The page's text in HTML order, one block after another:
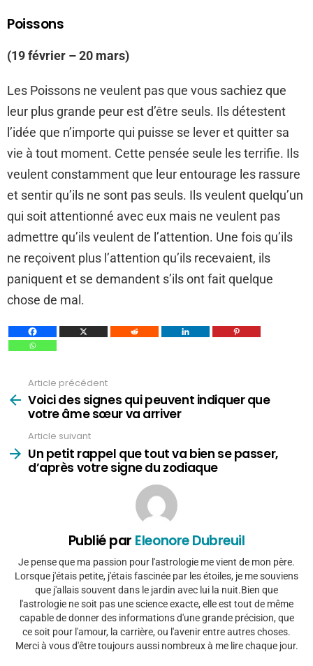
Poissons
(19 février – 20 mars)
Les Poissons ne veulent pas que vous sachiez que
leur plus grande peur est d’être seuls. Ils détestent
l’idée que n’importe qui puisse se lever et quitter sa
vie à tout moment. Cette pensée seule les terrifie. Ils
veulent constamment que leur entourage les rassure
et sentir qu’ils ne sont pas seuls. Ils veulent quelqu’un
qui soit attentionné avec eux mais ne veulent pas
admettre qu’ils veulent de l’attention. Une fois qu’ils
ne reçoivent plus l’attention qu’ils recevaient, ils
paniquent et se demandent s’ils ont fait quelque
chose de mal.
plus
Article précédent
Voici des signes qui peuvent indiquer que
votre âme sœur va arriver
Article suivant
Un petit rappel que tout va bien se passer,
d’après votre signe du zodiaque
Publié par Eleonore Dubreuil
Je pense que ma passion pour l'astrologie me vient de mon père.
Lorsque j'étais petite, j'étais fascinée par les étoiles, je me souviens
que j'allais souvent dans le jardin avec lui la nuit.Bien que
l'astrologie ne soit pas une science exacte, elle est tout de même
capable de donner des informations d'une grande précision, que
ce soit pour l'amour, la carrière, ou l'avenir entre autres choses.
Merci à vous d'être toujours aussi nombreux à me lire chaque jour.